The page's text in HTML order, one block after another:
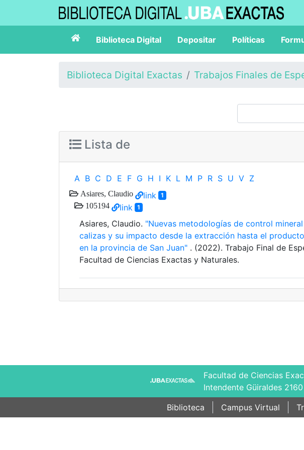
Biblioteca Digital Depositar Políticas
Biblioteca Digital Exactas Trabajos Finales de
Lista de
A B C D E F G H I K L M P R S U V Z
Asiares, Claudio link 1
105194 link 1
Asiares, Claudio. "Nuevas metodologías de control
calizas y su impacto desde la extracción hasta el
en la provincia de San Juan" . (2022). Trabajo Final de
Facultad de Ciencias Exactas y Naturales.
Facultad de Ciencias
Intendente Güiraldes
Biblioteca
Campus Virtual